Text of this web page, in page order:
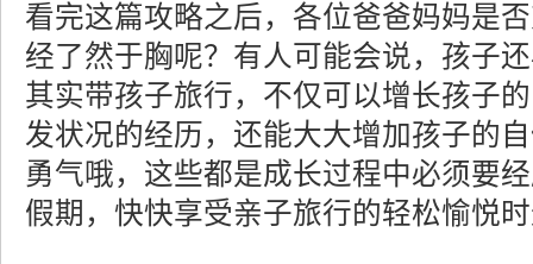
看完这篇攻略之后， 各位爸爸妈妈是否
经了然于胸呢？有人可能会说，孩子
其实带孩子旅行，不仅可以增长孩子
发状况的经历，还能大大增加孩子的
勇气哦，这些都是成长过程中必须要
假期， 快快享受亲子旅行的轻松愉悦